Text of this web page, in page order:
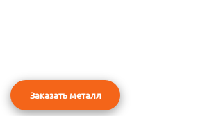
Заказать металл